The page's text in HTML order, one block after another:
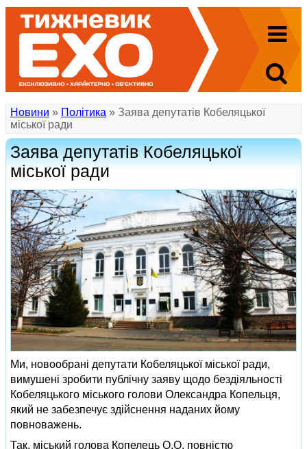
Новини » Політика » Заява депутатів Кобеляцької
міської ради
Заява депутатів Кобеляцької
міської ради
Ми, новообрані депутати Кобеляцької міської ради,
вимушені зробити публічну заяву щодо бездіяльності
Кобеляцького міського голови Олександра Копельця,
який не забезпечує здійснення наданих йому
повноважень.
Так, міський голова Копелець О.О. повністю